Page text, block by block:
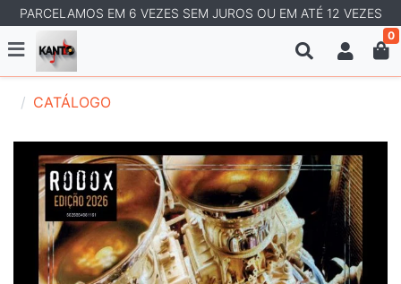
PARCELAMOS EM 6 VEZES SEM JUROS OU EM ATÉ 12 VEZES
0
CATÁLOGO